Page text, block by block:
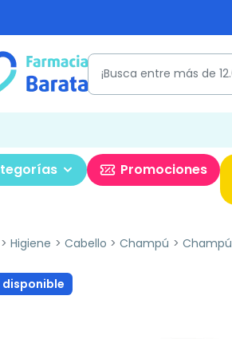
Promociones
Higiene Cabello Champú
disponible